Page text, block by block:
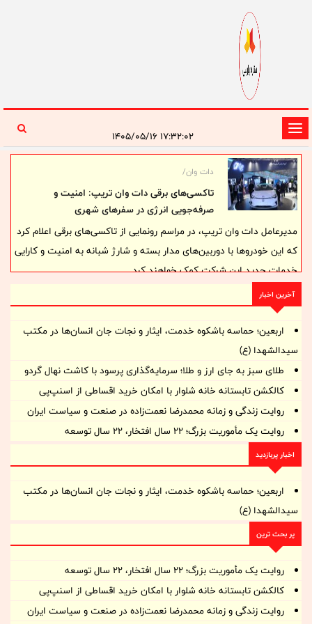
تغییر
وضعیت
ناوبری
دات وان/
تاکسی‌های برقی دات وان تریپ: امنیت و
صرفه‌جویی انرژی در سفرهای شهری
مدیرعامل دات وان تریپ، در مراسم رونمایی از تاکسی‌های برقی اعلام کرد
که این خودروها با دوربین‌های مدار بسته و شارژ شبانه به امنیت و کارایی
خدمات جدید این شرکت کمک خواهند کرد.
آخرین اخبار
اربعین؛ حماسه باشکوه خدمت، ایثار و نجات جان انسان‌ها در مکتب
سیدالشهدا (ع)
طلای سبز به جای ارز و طلا؛ سرمایه‌گذاری پرسود با کاشت نهال گردو
کالکشن تابستانه خانه شلوار با امکان خرید اقساطی از اسنپ‌پی
روایت زندگی و زمانه‌ محمدرضا نعمت‌زاده در صنعت و سیاست ایران
روایت یک مأموریت بزرگ؛ ۲۲ سال افتخار، ۲۲ سال توسعه
اخبار پربازدید
اربعین؛ حماسه باشکوه خدمت، ایثار و نجات جان انسان‌ها در مکتب
سیدالشهدا (ع)
پر بحث ترین
روایت یک مأموریت بزرگ؛ ۲۲ سال افتخار، ۲۲ سال توسعه
کالکشن تابستانه خانه شلوار با امکان خرید اقساطی از اسنپ‌پی
روایت زندگی و زمانه‌ محمدرضا نعمت‌زاده در صنعت و سیاست ایران